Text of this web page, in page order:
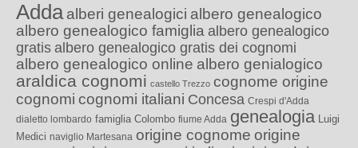
Adda alberi genealogici albero genealogico
albero genealogico famiglia albero genealogico
gratis albero genealogico gratis dei cognomi
albero genealogico online albero genialogico
araldica cognomi castello Trezzo cognome origine
cognomi cognomi italiani Concesa Crespi d'Adda
dialetto lombardo famiglia Colombo fiume Adda genealogia Luigi
Medici naviglio Martesana origine cognome origine